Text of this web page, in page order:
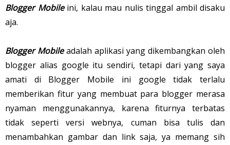
Blogger Mobileini, kalau mau nulis tinggal ambil disaku
aja.
Blogger Mobileadalah aplikasi yang dikembangkan oleh
blogger alias google itu sendiri, tetapi dari yang saya
amati di Blogger Mobile ini google tidak terlalu
memberikan fitur yang membuat para blogger merasa
nyaman menggunakannya, karena fiturnya terbatas
tidak seperti versi webnya, cuman bisa tulis dan
menambahkan gambar dan link saja, ya memang sih